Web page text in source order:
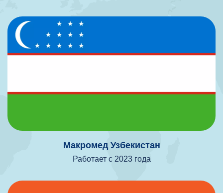
Макромед Узбекистан
Работает с 2023 года